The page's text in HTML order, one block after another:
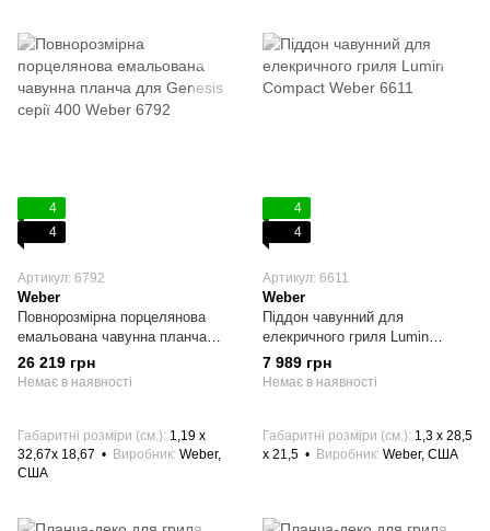
4
4
Артикул: 6792
Weber
Повнорозмірна порцелянова
емальована чавунна планча
для Genesis серії 400 Weber
6792
26 219 грн
Немає в наявності
Габаритні розміри (см.) 1,19 x
32,67x 18,67
Виробник Weber,
США
4
4
Артикул: 6611
Weber
Піддон чавунний для
елекричного гриля Lumіn
Compact Weber 6611
7 989 грн
Немає в наявності
Габаритні розміри (см.) 1,3 x 28,5
x 21,5
Виробник Weber, США